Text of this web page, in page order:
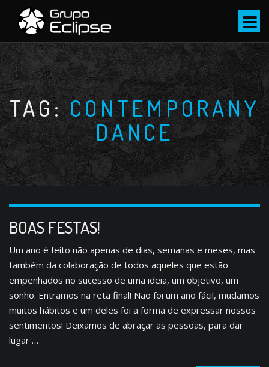
p
t
o
c
o
n
t
e
n
TAG:CONTEMPORANY
DANCE
BOAS FESTAS!
Um ano é feito não apenas de dias, semanas e meses, mas
também da colaboração de todos aqueles que estão
empenhados no sucesso de uma ideia, um objetivo, um
sonho. Entramos na reta final! Não foi um ano fácil, mudamos
muitos hábitos e um deles foi a forma de expressar nossos
sentimentos! Deixamos de abraçar as pessoas, para dar
lugar …